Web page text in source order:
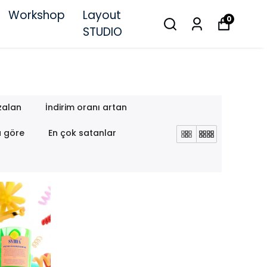
Workshop
Layout
STUDIO
0
İndirim oranı artan
göre En çok satanlar